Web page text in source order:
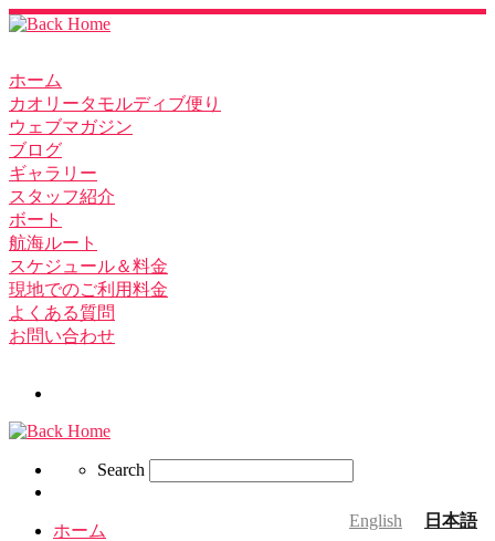
ホーム
カオリータモルディブ便り
ウェブマガジン
ブログ
ギャラリー
スタッフ紹介
ボート
航海ルート
スケジュール＆料金
現地でのご利用料金
よくある質問
お問い合わせ
English 日本語
SearchSearch
ホーム